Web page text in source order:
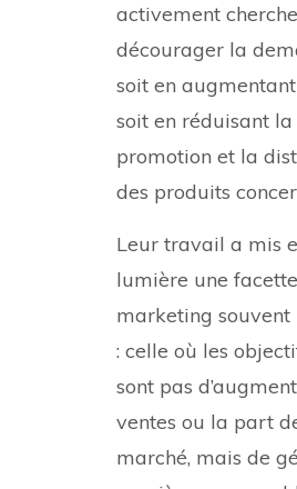
activement
décourager la
soit en
soit en réduisant la
promotion et la
des produits
Leur travail a mis
lumière une
marketing souvent
: celle où les
sont pas
ventes ou la part
marché, mais de